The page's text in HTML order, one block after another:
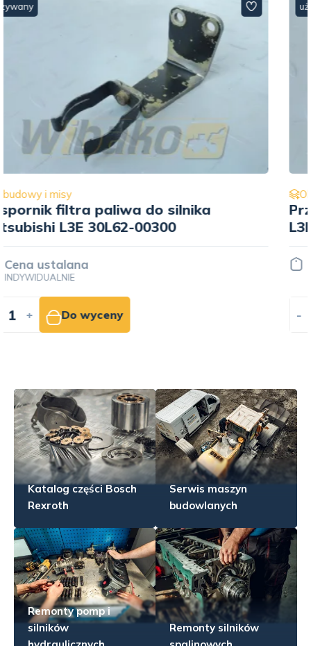
używany
Obudowy i misy
Przewód bagnetu oleju Mitsubishi
L3E MM430613
Cena ustalana
INDYWIDUALNIE
+ Do wyceny
Katalog części Bosch
Rexroth
Serwis maszyn
budowlanych
Remonty pomp i
silników
Remonty silników